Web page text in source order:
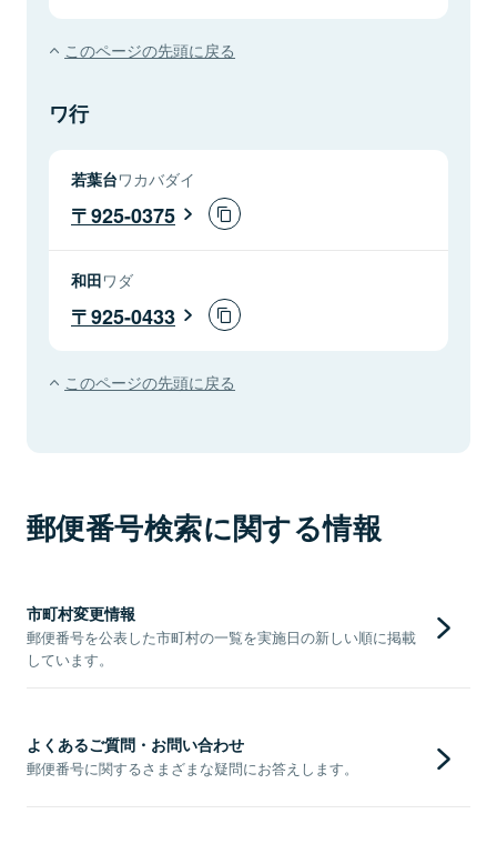
このページの先頭に戻る
ワ行
若葉台ワカバダイ
925-0375
和田ワダ
925-0433
このページの先頭に戻る
郵便番号検索に関する情報
市町村変更情報
郵便番号を公表した市町村の一覧を実施日の新しい順に掲載
しています。
よくあるご質問・お問い合わせ
郵便番号に関するさまざまな疑問にお答えします。